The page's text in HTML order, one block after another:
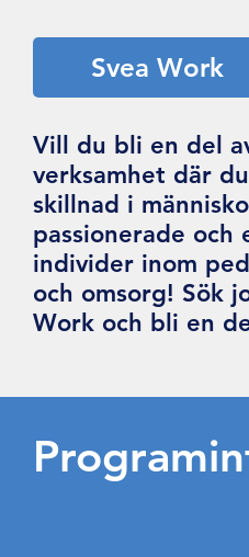
Vill du bli en del
verksamhet där
skillnad i
passionerade och
individer inom
och omsorg! Sök
Work och bli en
Svea Work